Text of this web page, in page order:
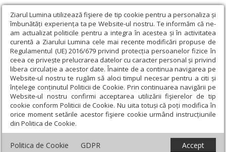
Ziarul Lumina utilizează fişiere de tip cookie pentru a personaliza și
îmbunătăți experiența ta pe Website-ul nostru. Te informăm că ne-
am actualizat politicile pentru a integra în acestea și în activitatea
curentă a Ziarului Lumina cele mai recente modificări propuse de
Regulamentul (UE) 2016/679 privind protecția persoanelor fizice în
ceea ce privește prelucrarea datelor cu caracter personal și privind
libera circulație a acestor date. Înainte de a continua navigarea pe
Website-ul nostru te rugăm să aloci timpul necesar pentru a citi și
înțelege conținutul Politicii de Cookie. Prin continuarea navigării pe
Website-ul nostru confirmi acceptarea utilizării fişierelor de tip
cookie conform Politicii de Cookie. Nu uita totuși că poți modifica în
orice moment setările acestor fişiere cookie urmând instrucțiunile
din Politica de Cookie.
Politica de Cookie GDPR Accept
Ziarul Lumina › Societate › Actualitate socială › Constanța:
deficit de medici de familie
Constanța: deficit de medici de familie